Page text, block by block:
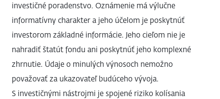
investičné poradenstvo. Oznámenie má výlučne
informatívny charakter a jeho účelom je poskytnúť
investorom základné informácie. Jeho cieľom nie je
nahradiť štatút fondu ani poskytnúť jeho komplexné
zhrnutie. Údaje o minulých výnosoch nemožno
považovať za ukazovateľ budúceho vývoja.
S investičnými nástrojmi je spojené riziko kolísania